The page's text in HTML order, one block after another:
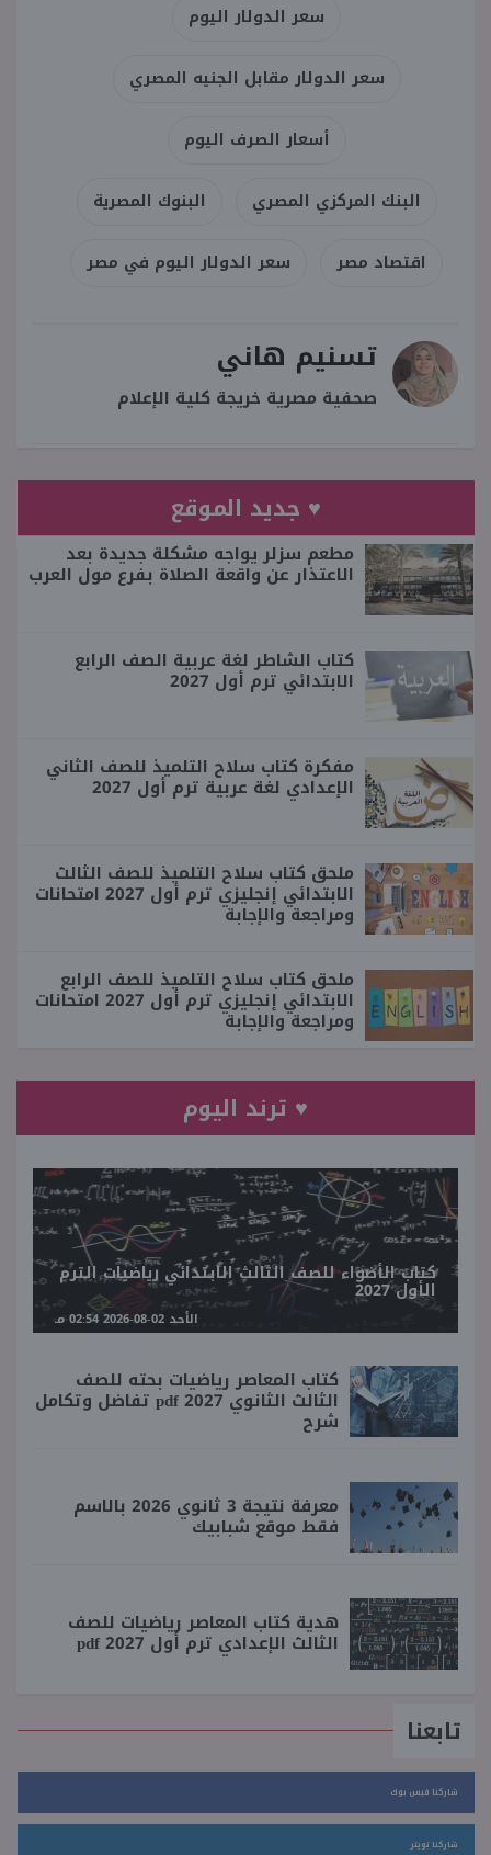
سعر الدولار اليوم
سعر الدولار مقابل الجنيه المصري
أسعار الصرف اليوم
البنك المركزي المصري البنوك المصرية
اقتصاد مصر سعر الدولار اليوم في مصر
تسنيم هاني
صحفية مصرية خريجة كلية الإعلام
♥ جديد الموقع
مطعم سزلر يواجه مشكلة جديدة بعد
الاعتذار عن واقعة الصلاة بفرع مول العرب
كتاب الشاطر لغة عربية الصف الرابع
الابتدائي ترم أول 2027
مفكرة كتاب سلاح التلميذ للصف الثاني
الإعدادي لغة عربية ترم أول 2027
ملحق كتاب سلاح التلميذ للصف الثالث
الابتدائي إنجليزي ترم أول 2027 امتحانات
ومراجعة والإجابة
ملحق كتاب سلاح التلميذ للصف الرابع
الابتدائي إنجليزي ترم أول 2027 امتحانات
ومراجعة والإجابة
♥ ترند اليوم
كتاب الأضواء للصف الثالث الابتدائي رياضيات الترم
الأول 2027
الأحد 02-08-2026 02:54 مـ
كتاب المعاصر رياضيات بحته للصف
الثالث الثانوي 2027 pdf تفاضل وتكامل
شرح
معرفة نتيجة 3 ثانوي 2026 بالاسم
فقط موقع شبابيك
هدية كتاب المعاصر رياضيات للصف
الثالث الإعدادي ترم أول 2027 pdf
تابعنا
شاركنا فيس بوك
شاركنا تويتر